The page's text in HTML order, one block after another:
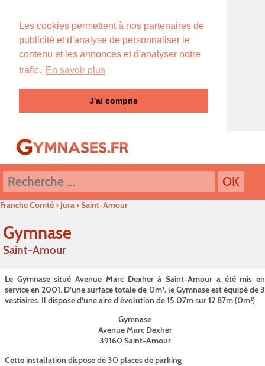
Les cookies permettent à nos partenaires de
publicité et d'analyse de personnaliser le
contenu et les annonces et d'analyser notre
trafic. En savoir plus
J'ai compris
Franche Comté› Jura›Saint-Amour
Gymnase
Saint-Amour
Le Gymnase situé Avenue Marc Dexher à Saint-Amour a été mis en
service en 2001. D'une surface totale de 0m², le Gymnase est équipé de 3
vestiaires. Il dispose d'une aire d'évolution de 15.07m sur 12.87m (0m²).
Gymnase
Avenue Marc Dexher
39160 Saint-Amour
Cette installation dispose de 30 places de parking